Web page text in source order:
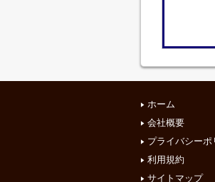
ホーム
会社概要
プライバシーポ
利用規約
サイトマップ